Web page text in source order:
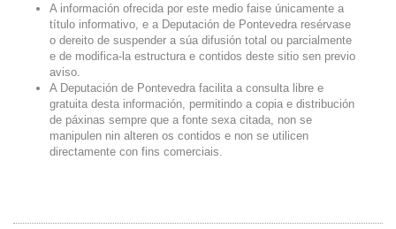
A información ofrecida por este medio faise únicamente a
título informativo, e a Deputación de Pontevedra resérvase
o dereito de suspender a súa difusión total ou parcialmente
e de modifica-la estructura e contidos deste sitio sen previo
aviso.
A Deputación de Pontevedra facilita a consulta libre e
gratuita desta información, permitindo a copia e distribución
de páxinas sempre que a fonte sexa citada, non se
manipulen nin alteren os contidos e non se utilicen
directamente con fins comerciais.